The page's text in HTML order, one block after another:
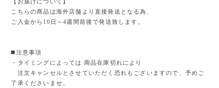
こちらの商品は海外店舗より直接発送となる為、
ご入金から10日～4週間前後で発送致します。
◼️注意事項
・タイミングによっては 商品在庫切れにより
注文キャンセルとさせていただく恐れもございますので、予めご
了承くださいませ。